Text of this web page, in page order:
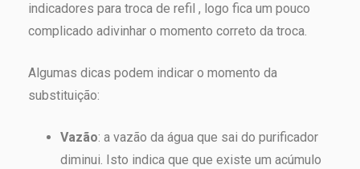
indicadores para troca de refil , logo fica um pouco
complicado adivinhar o momento correto da troca.
Algumas dicas podem indicar o momento da
substituição:
Vazão: a vazão da água que sai do purificador
diminui. Isto indica que que existe um acúmulo